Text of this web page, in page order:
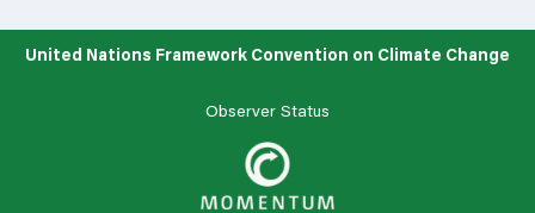
United Nations Framework Convention on Climate Change
Observer Status